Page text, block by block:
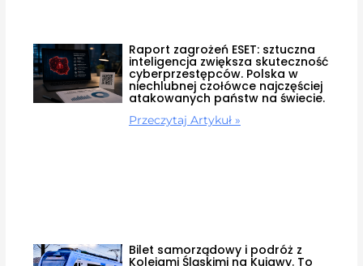
Raport zagrożeń ESET: sztuczna
inteligencja zwiększa skuteczność
cyberprzestępców. Polska w
niechlubnej czołówce najczęściej
atakowanych państw na świecie.
Przeczytaj Artykuł »
Bilet samorządowy i podróż z
Kolejami Śląskimi na Kujawy. To